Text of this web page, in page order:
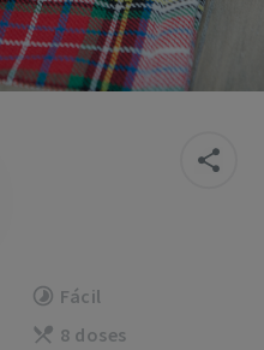
Fácil
8 doses